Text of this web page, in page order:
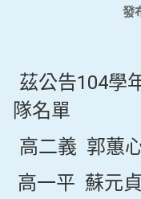
發
茲公告104學
隊名單
高二義 郭蕙
高一平 蘇元貞